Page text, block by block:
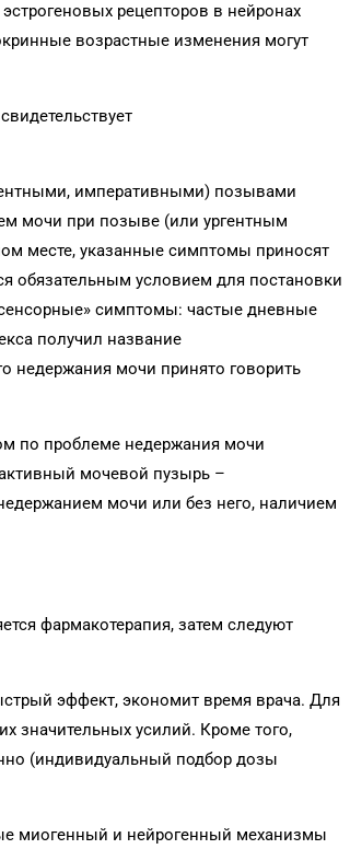
рецепторов в нейронах
возрастные изменения могут
императивными) позывами
мочи при позыве (или ургентным
месте, указанные симптомы приносят
обязательным условием для постановки
симптомы: частые дневные
получил название
недержания мочи принято говорить
по проблеме недержания мочи
мочевой пузырь –
мочи или без него, наличием
фармакотерапия, затем следуют
эффект, экономит время врача. Для
значительных усилий. Кроме того,
(индивидуальный подбор дозы
миогенный и нейрогенный механизмы